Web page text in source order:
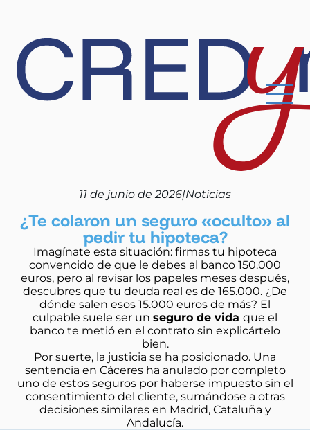
11 de junio de 2026|Noticias
¿Te colaron un seguro «oculto» al
pedir tu hipoteca?
Imagínate esta situación: firmas tu hipoteca
convencido de que le debes al banco 150.000
euros, pero al revisar los papeles meses después,
descubres que tu deuda real es de 165.000. ¿De
dónde salen esos 15.000 euros de más? El
culpable suele ser un seguro de vida que el
banco te metió en el contrato sin explicártelo
bien.
Por suerte, la justicia se ha posicionado. Una
sentencia en Cáceres ha anulado por completo
uno de estos seguros por haberse impuesto sin el
consentimiento del cliente, sumándose a otras
decisiones similares en Madrid, Cataluña y
Andalucía.